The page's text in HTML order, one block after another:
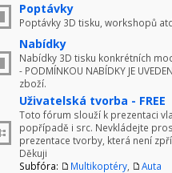
Poptávky
Poptávky 3D tisku, workshopů
Nabídky
Nabídky 3D tisku konkrétních
- PODMÍNKOU NABÍDKY JE
zboží.
Uživatelská tvorba - FREE
Toto fórum slouží k prezentaci
popřípadě i src. Nevkládejte
prezentace tvorby, která není
Děkuji
Subfóra:
Multikoptéry Auta